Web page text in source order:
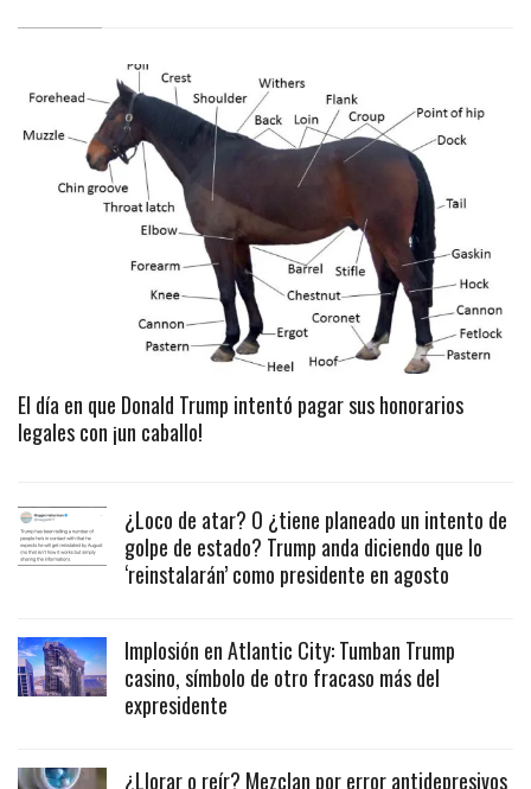
El día en que Donald Trump intentó pagar sus honorarios
legales con ¡un caballo!
¿Loco de atar? O ¿tiene planeado un intento de
golpe de estado? Trump anda diciendo que lo
‘reinstalarán’ como presidente en agosto
Implosión en Atlantic City: Tumban Trump
casino, símbolo de otro fracaso más del
expresidente
¿Llorar o reír? Mezclan por error antidepresivos